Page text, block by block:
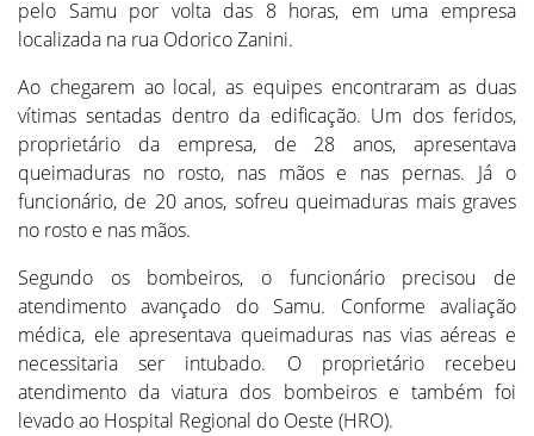
pelo Samu por volta das 8 horas, em uma empresa
localizada na rua Odorico Zanini.
Ao chegarem ao local, as equipes encontraram as duas
vítimas sentadas dentro da edificação. Um dos feridos,
proprietário da empresa, de 28 anos, apresentava
queimaduras no rosto, nas mãos e nas pernas. Já o
funcionário, de 20 anos, sofreu queimaduras mais graves
no rosto e nas mãos.
Segundo os bombeiros, o funcionário precisou de
atendimento avançado do Samu. Conforme avaliação
médica, ele apresentava queimaduras nas vias aéreas e
necessitaria ser intubado. O proprietário recebeu
atendimento da viatura dos bombeiros e também foi
levado ao Hospital Regional do Oeste (HRO).